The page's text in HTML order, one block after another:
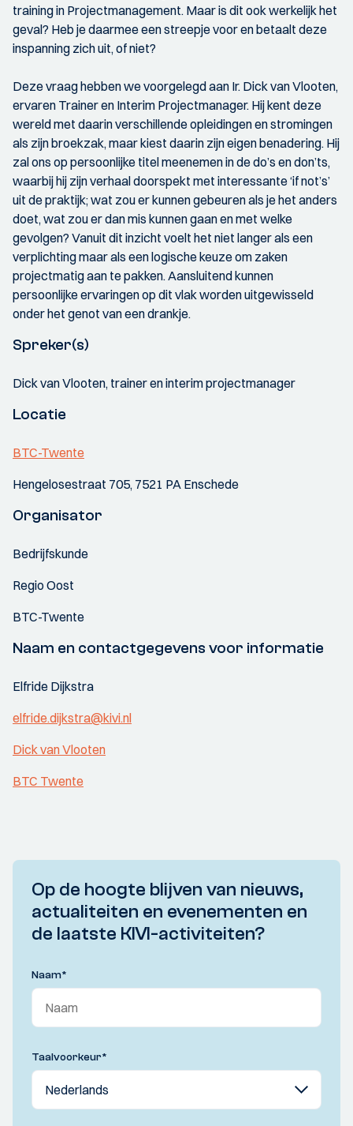
training in Projectmanagement. Maar is dit ook werkelijk het
geval? Heb je daarmee een streepje voor en betaalt deze
inspanning zich uit, of niet?
Deze vraag hebben we voorgelegd aan Ir. Dick van Vlooten,
ervaren Trainer en Interim Projectmanager. Hij kent deze
wereld met daarin verschillende opleidingen en stromingen
als zijn broekzak, maar kiest daarin zijn eigen benadering. Hij
zal ons op persoonlijke titel meenemen in de do’s en don’ts,
waarbij hij zijn verhaal doorspekt met interessante ‘if not’s’
uit de praktijk; wat zou er kunnen gebeuren als je het anders
doet, wat zou er dan mis kunnen gaan en met welke
gevolgen? Vanuit dit inzicht voelt het niet langer als een
verplichting maar als een logische keuze om zaken
projectmatig aan te pakken. Aansluitend kunnen
persoonlijke ervaringen op dit vlak worden uitgewisseld
onder het genot van een drankje.
Spreker(s)
Dick van Vlooten, trainer en interim projectmanager
Locatie
BTC-Twente
Hengelosestraat 705, 7521 PA Enschede
Organisator
Bedrijfskunde
Regio Oost
BTC-Twente
Naam en contactgegevens voor informatie
Elfride Dijkstra
elfride.dijkstra@kivi.nl
Dick van Vlooten
BTC Twente
Op de hoogte blijven van nieuws,
actualiteiten en evenementen en
de laatste KIVI-activiteiten?
Naam*
Taalvoorkeur*